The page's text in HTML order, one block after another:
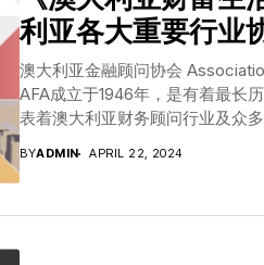
及北亚、东南亚、南亚包括印度在
澳洲历史，分析了特朗普政府的贸
2018整个世界格局说了三个重点，
绩是独一无二的。在这10年之内
极大的变化，在特朗普的领导下保
经济已经超过了最高峰，开始一个
行里。” 虽然谈论的是一个非常严
“老干部”；中国汉字太厉害了，
和陆克文先生的看法不尽相同，
地区对外资最开放的国家，欢迎
长、就业、创新和其他国家利益
机遇当中。我们欢迎并鼓励来自
种投资良机。 澳大利亚总理 斯科
Premier of...
利亚各大重要行业
澳大利亚金融顾问协会
AFA成立于1946年，是有着最长
表着澳大利亚财务顾问行业及众
https://www.afa.asn.au/ 澳大利
是澳大利亚全国性的房地产行业
BYADMIN APRIL 22, 2024